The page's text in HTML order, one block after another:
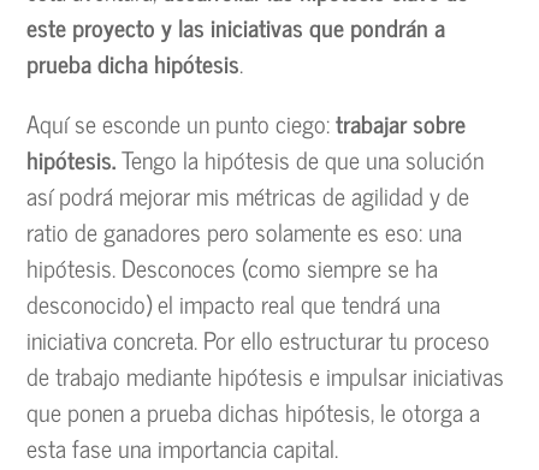
este proyecto y las iniciativas que pondrán a
prueba dicha hipótesis.
Aquí se esconde un punto ciego:trabajar sobre
hipótesis.Tengo la hipótesis de que una solución
así podrá mejorar mis métricas de agilidad y de
ratio de ganadores pero solamente es eso: una
hipótesis. Desconoces (como siempre se ha
desconocido) el impacto real que tendrá una
iniciativa concreta. Por ello estructurar tu proceso
de trabajo mediante hipótesis e impulsar iniciativas
que ponen a prueba dichas hipótesis, le otorga a
esta fase una importancia capital.